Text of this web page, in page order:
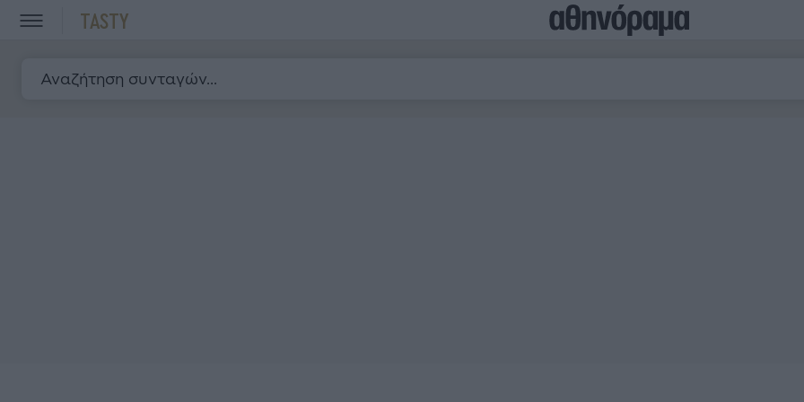
TASTY